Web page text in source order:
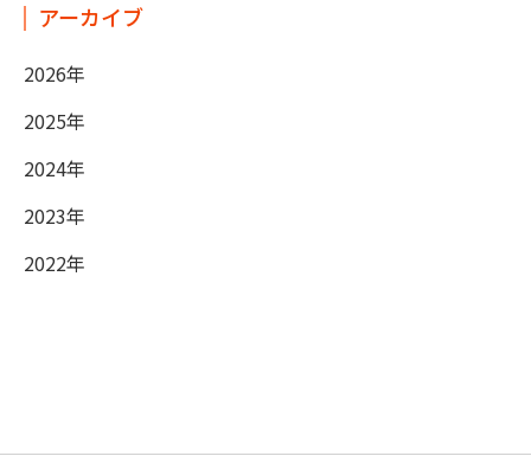
アーカイブ
2026年
2025年
2024年
2023年
2022年